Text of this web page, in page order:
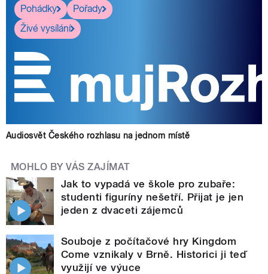
Pohádky
Pořady
Živé vysílání
Audiosvět Českého rozhlasu na jednom místě
MOHLO BY VÁS ZAJÍMAT
Jak to vypadá ve škole pro zubaře:
studenti figuríny nešetří. Přijat je jen
jeden z dvaceti zájemců
Souboje z počítačové hry Kingdom
Come vznikaly v Brně. Historici ji teď
využijí ve výuce